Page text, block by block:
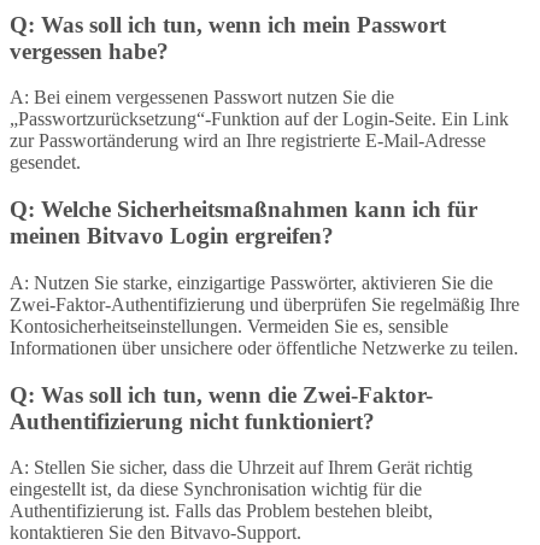
Q: Was soll ich tun, wenn ich mein Passwort
vergessen habe?
A: Bei einem vergessenen Passwort nutzen Sie die
„Passwortzurücksetzung“-Funktion auf der Login-Seite. Ein Link
zur Passwortänderung wird an Ihre registrierte E-Mail-Adresse
gesendet.
Q: Welche Sicherheitsmaßnahmen kann ich für
meinen Bitvavo Login ergreifen?
A: Nutzen Sie starke, einzigartige Passwörter, aktivieren Sie die
Zwei-Faktor-Authentifizierung und überprüfen Sie regelmäßig Ihre
Kontosicherheitseinstellungen. Vermeiden Sie es, sensible
Informationen über unsichere oder öffentliche Netzwerke zu teilen.
Q: Was soll ich tun, wenn die Zwei-Faktor-
Authentifizierung nicht funktioniert?
A: Stellen Sie sicher, dass die Uhrzeit auf Ihrem Gerät richtig
eingestellt ist, da diese Synchronisation wichtig für die
Authentifizierung ist. Falls das Problem bestehen bleibt,
kontaktieren Sie den Bitvavo-Support.